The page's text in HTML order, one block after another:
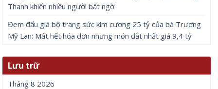
Thanh khiến nhiều người bất ngờ
Đem đấu giá bộ trang sức kim cương 25 tỷ của bà Trương
Mỹ Lan: Mất hết hóa đơn nhưng món đắt nhất giá 9,4 tỷ
Lưu trữ
Tháng 8 2026